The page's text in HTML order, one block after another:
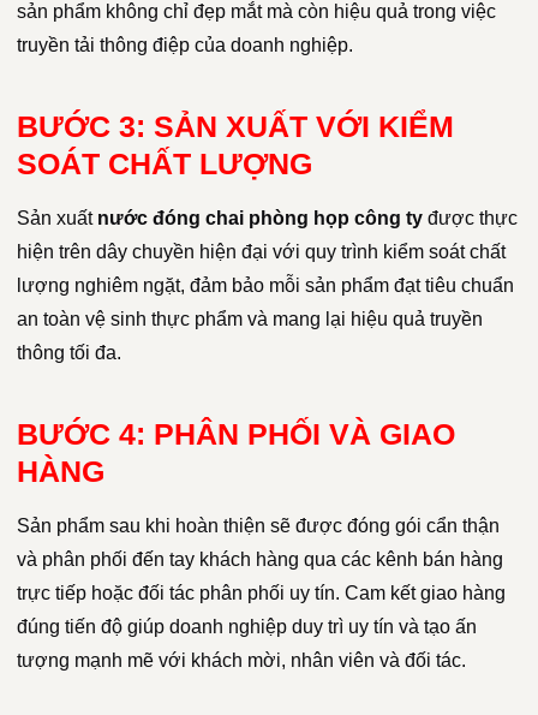
sản phẩm không chỉ đẹp mắt mà còn hiệu quả trong việc
truyền tải thông điệp của doanh nghiệp.
BƯỚC 3: SẢN XUẤT VỚI KIỂM
SOÁT CHẤT LƯỢNG
Sản xuất nước đóng chai phòng họp công ty được thực
hiện trên dây chuyền hiện đại với quy trình kiểm soát chất
lượng nghiêm ngặt, đảm bảo mỗi sản phẩm đạt tiêu chuẩn
an toàn vệ sinh thực phẩm và mang lại hiệu quả truyền
thông tối đa.
BƯỚC 4: PHÂN PHỐI VÀ GIAO
HÀNG
Sản phẩm sau khi hoàn thiện sẽ được đóng gói cẩn thận
và phân phối đến tay khách hàng qua các kênh bán hàng
trực tiếp hoặc đối tác phân phối uy tín. Cam kết giao hàng
đúng tiến độ giúp doanh nghiệp duy trì uy tín và tạo ấn
tượng mạnh mẽ với khách mời, nhân viên và đối tác.